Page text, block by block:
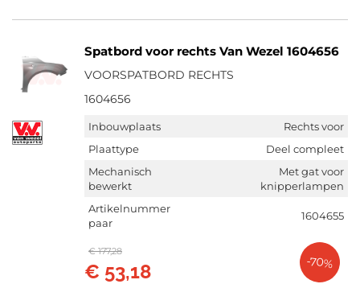
Spatbord voor rechts Van Wezel 1604656
VOORSPATBORD RECHTS
1604656
Inbouwplaats
Rechts voor
Plaattype
Deel compleet
Mechanisch
bewerkt
Met gat voor
knipperlampen
Artikelnummer
paar
1604655
€ 177,28
€ 53,18 -70%